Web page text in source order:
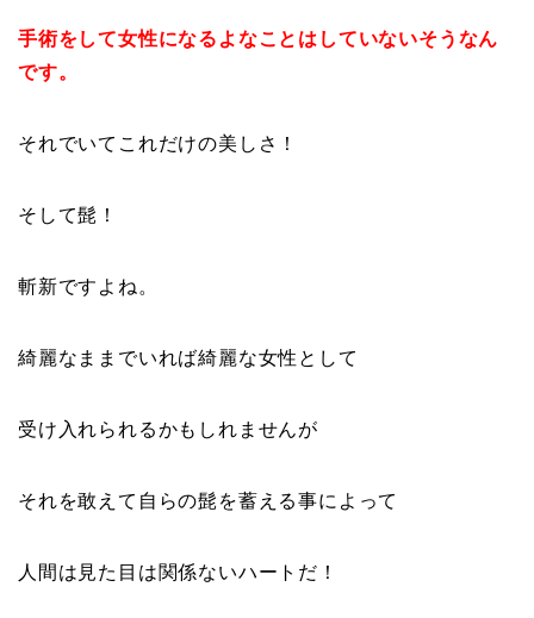
手術をして女性になるよなことはしていないそうなん
です。
それでいてこれだけの美しさ！
そして髭！
斬新ですよね。
綺麗なままでいれば綺麗な女性として
受け入れられるかもしれませんが
それを敢えて自らの髭を蓄える事によって
人間は見た目は関係ないハートだ！